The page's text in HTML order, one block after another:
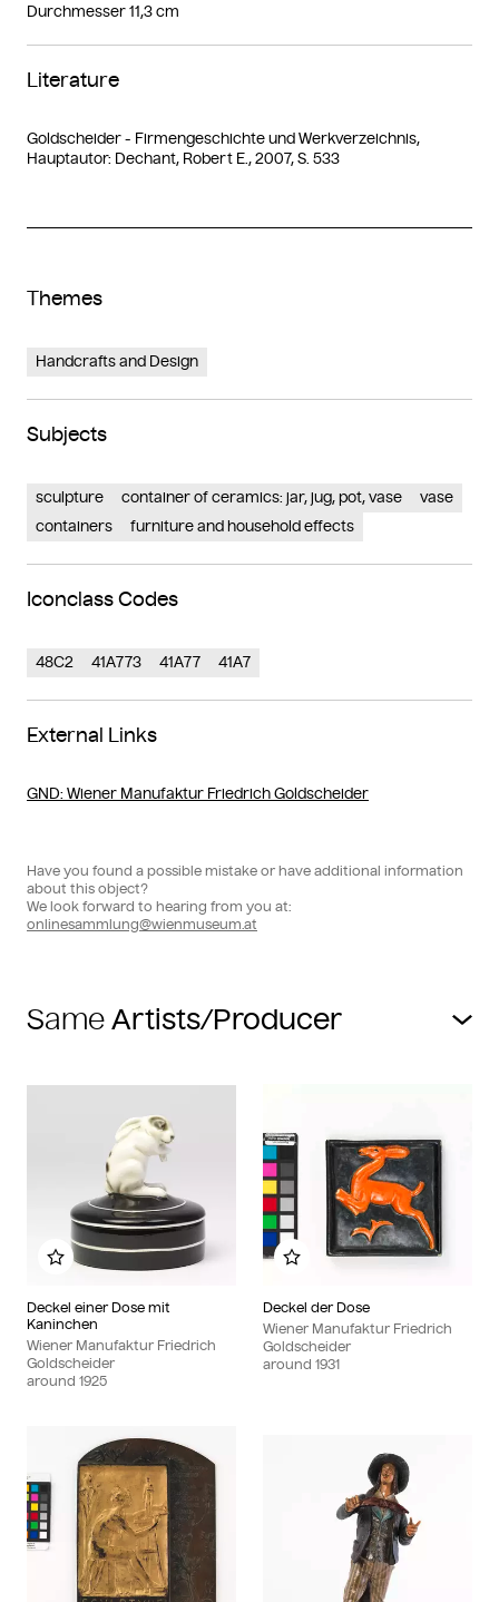
Durchmesser 11,3 cm
Literature
Goldscheider - Firmengeschichte und Werkverzeichnis,
Hauptautor: Dechant, Robert E., 2007, S. 533
Themes
Handcrafts and Design
Subjects
sculpture container of ceramics: jar, jug, pot, vase
vase
containers
furniture and household effects
Iconclass Codes
48C2 41A773 41A77 41A7
External Links
GND: Wiener Manufaktur Friedrich Goldscheider
Have you found a possible mistake or have additional information
about this object?
We look forward to hearing from you at:
onlinesammlung@wienmuseum.at
Same
Deckel einer Dose mit
Kaninchen
Wiener Manufaktur Friedrich
Goldscheider
around 1925
Add to my album
Deckel der Dose
Wiener Manufaktur Friedrich
Goldscheider
around 1931
Add to my album